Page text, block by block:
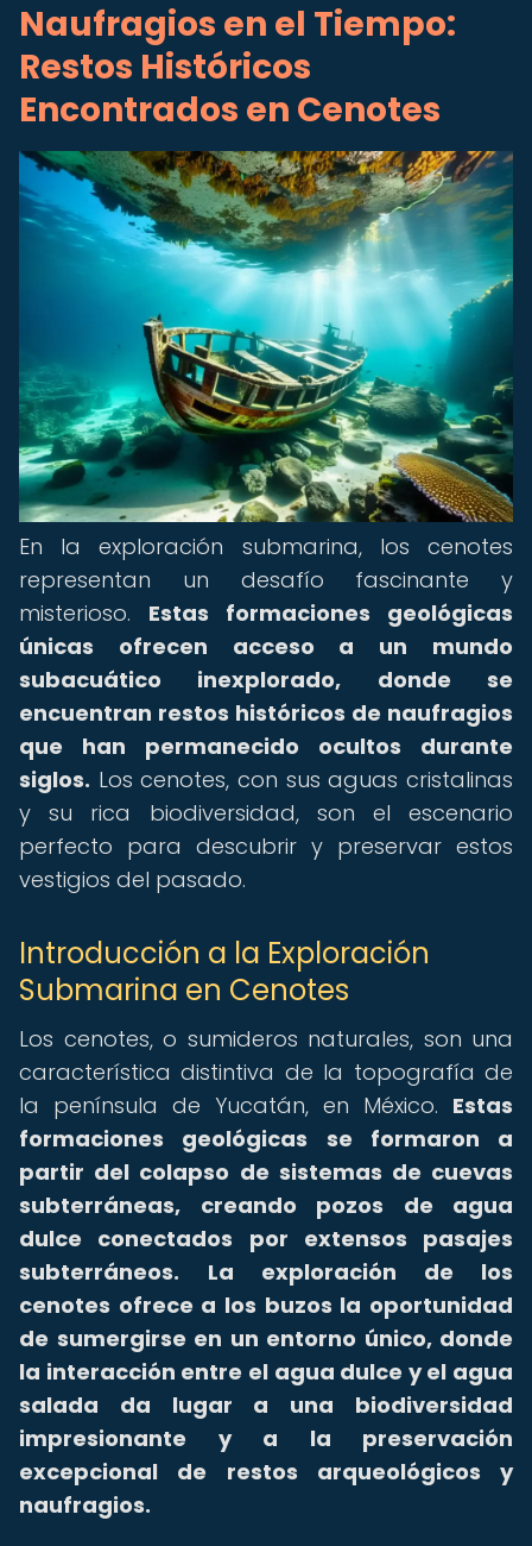
Naufragios en el Tiempo:
Restos Históricos
Encontrados en Cenotes
En la exploración submarina, los cenotes
representan un desafío fascinante y
misterioso. Estas formaciones geológicas
únicas ofrecen acceso a un mundo
subacuático inexplorado, donde se
encuentran restos históricos de naufragios
que han permanecido ocultos durante
siglos. Los cenotes, con sus aguas cristalinas
y su rica biodiversidad, son el escenario
perfecto para descubrir y preservar estos
vestigios del pasado.
Introducción a la Exploración
Submarina en Cenotes
Los cenotes, o sumideros naturales, son una
característica distintiva de la topografía de
la península de Yucatán, en México. Estas
formaciones geológicas se formaron a
partir del colapso de sistemas de cuevas
subterráneas, creando pozos de agua
dulce conectados por extensos pasajes
subterráneos.
La exploración de los
cenotes ofrece a los buzos la oportunidad
de sumergirse en un entorno único, donde
la interacción entre el agua dulce y el agua
salada da lugar a una biodiversidad
impresionante y a la preservación
excepcional de restos arqueológicos y
naufragios.